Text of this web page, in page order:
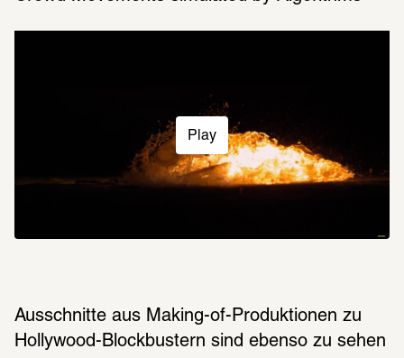
Play
Ausschnitte aus Making-of-Produktionen zu
Hollywood-Blockbustern sind ebenso zu sehen